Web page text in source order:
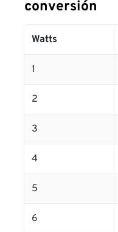
conversión
Watts
1
2
3
4
5
6